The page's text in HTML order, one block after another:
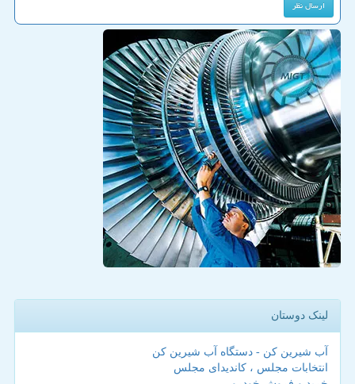
لینک دوستان
آب شیرین کن - دستگاه آب شیرین کن
انتخابات مجلس ، کاندیدای مجلس